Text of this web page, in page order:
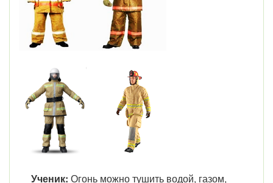
Ученик: Огонь можно тушить водой, газом,